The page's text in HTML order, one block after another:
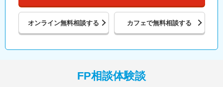
オンライン無料相談する カフェで無料相談する
FP相談体験談